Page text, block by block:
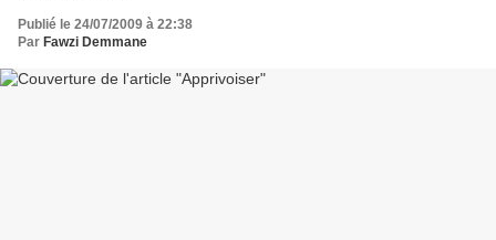
Publié le 24/07/2009 à 22:38
Par Fawzi Demmane